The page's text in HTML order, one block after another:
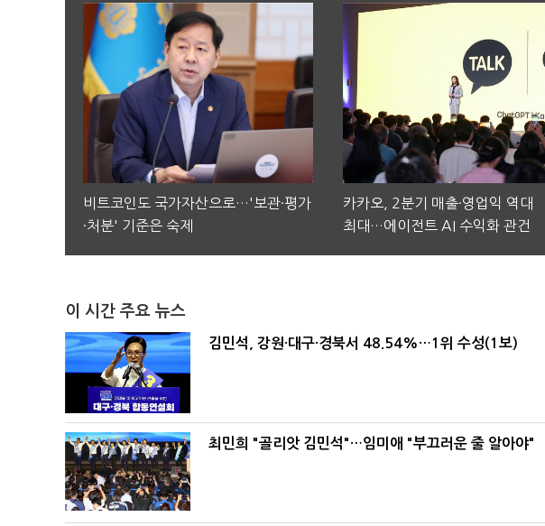
비트코인도 국가자산으로…'보관·평가
·처분' 기준은 숙제
카카오, 2분기 매출·영업익 역대
최대…에이전트 AI 수익화 관건
이 시간 주요 뉴스
김민석, 강원·대구·경북서 48.54%…1위 수성(1보)
최민희 "골리앗 김민석"…임미애 "부끄러운 줄 알아야"